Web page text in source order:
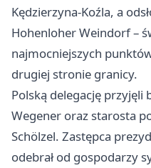
Kędzierzyna-Koźla, a
Hohenloher Weindorf –
najmocniejszych
drugiej stronie granicy.
Polską delegację
Wegener oraz starosta
Schölzel. Zastępca
odebrał od gospodarzy